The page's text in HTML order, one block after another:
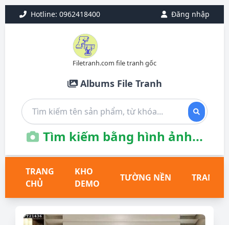
Hotline: 0962418400 Đăng nhập
Filetranh.com file tranh gốc
Albums File Tranh
Tìm kiếm bằng hình ảnh...
TRANG
CHỦ
KHO
DEMO
TƯỜNG NỀN TRANH